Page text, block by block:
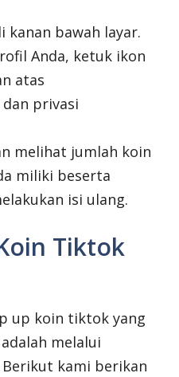
kanan bawah layar.
Anda, ketuk ikon
atas
privasi
melihat jumlah koin
miliki beserta
isi ulang.
Tiktok
up koin tiktok yang
melalui
kami berikan